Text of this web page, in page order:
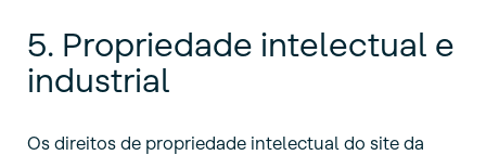
5. Propriedade intelectual e
industrial
Os direitos de propriedade intelectual do site da